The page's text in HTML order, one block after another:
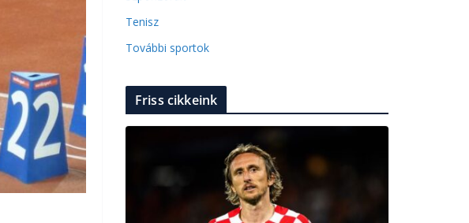
Tenisz
További sportok
Friss cikkeink